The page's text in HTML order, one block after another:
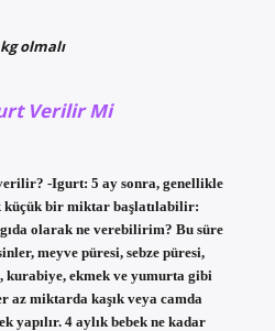
olmalı
Verilir Mi
-Igurt: 5 ay sonra, genellikle
küçük bir miktar başlatılabilir:
gıda olarak ne verebilirim? Bu süre
meyve püresi, sebze püresi,
kurabiye, ekmek ve yumurta gibi
az miktarda kaşık veya camda
yapılır. 4 aylık bebek ne kadar